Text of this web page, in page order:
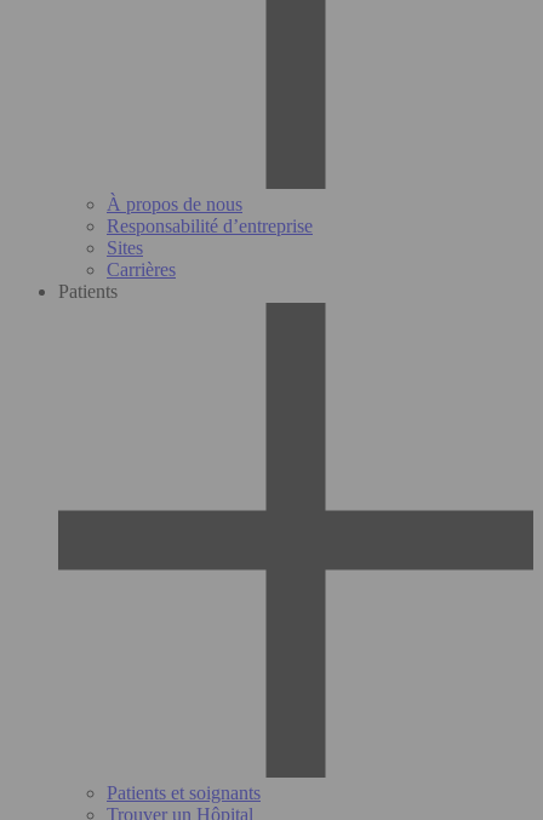
À propos de nous
Responsabilité d’entreprise
Sites
Carrières
Patients
Patients et soignants
Trouver un Hôpital